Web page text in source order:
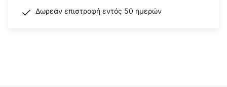
Δωρεάν επιστροφή εντός 50 ημερών